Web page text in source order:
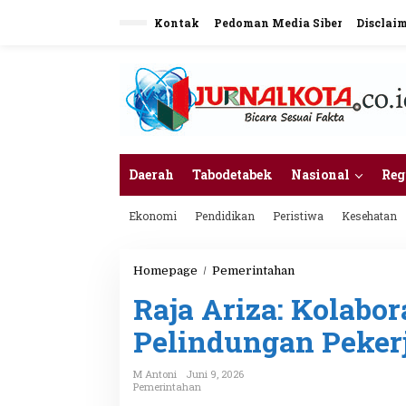
Kontak Pedoman Media Siber
Daerah Tabodetabek Nasional
Ekonomi Pendidikan Peristiwa Kesehatan
Homepage / Pemerintahan
j
a
A
r
Raja Ariza:
Pelindungan
M Antoni
Juni 9, 2026
Pemerintahan